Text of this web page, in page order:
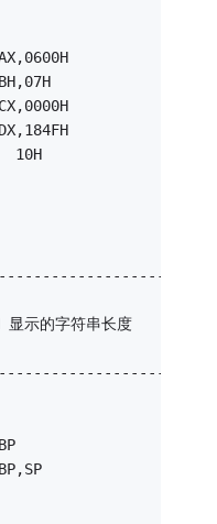
10H
显示的字符串长度